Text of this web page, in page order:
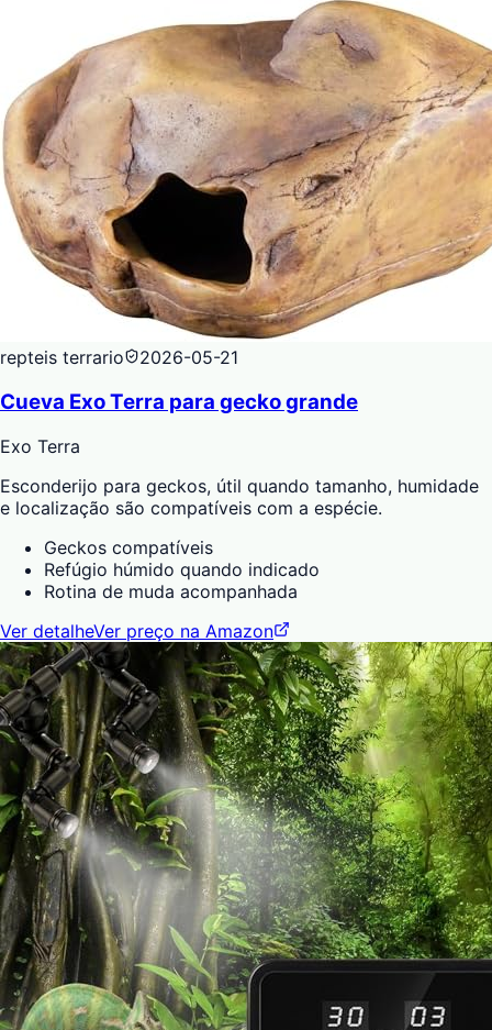
repteis terrario 2026-05-21
Cueva Exo Terra para gecko grande
Exo Terra
Esconderijo para geckos, útil quando tamanho, humidade
e localização são compatíveis com a espécie.
Geckos compatíveis
Refúgio húmido quando indicado
Rotina de muda acompanhada
Ver detalheVer preço na Amazon